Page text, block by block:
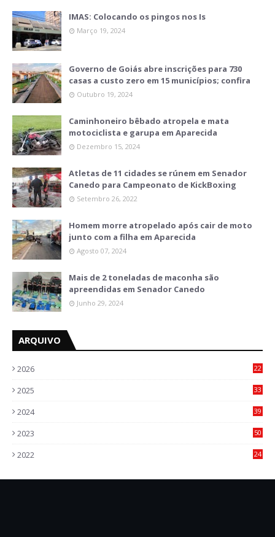
IMAS: Colocando os pingos nos Is
Março 19, 2024
Governo de Goiás abre inscrições para 730
casas a custo zero em 15 municípios; confira
Outubro 19, 2024
Caminhoneiro bêbado atropela e mata
motociclista e garupa em Aparecida
Dezembro 15, 2024
Atletas de 11 cidades se rúnem em Senador
Canedo para Campeonato de KickBoxing
Setembro 26, 2022
Homem morre atropelado após cair de moto
junto com a filha em Aparecida
Agosto 07, 2024
Mais de 2 toneladas de maconha são
apreendidas em Senador Canedo
Junho 29, 2024
ARQUIVO
2026
22
2025
33
2024
39
2023
50
2022
24